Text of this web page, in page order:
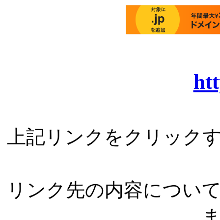
上記リンクをクリック
リンク先の内容につい